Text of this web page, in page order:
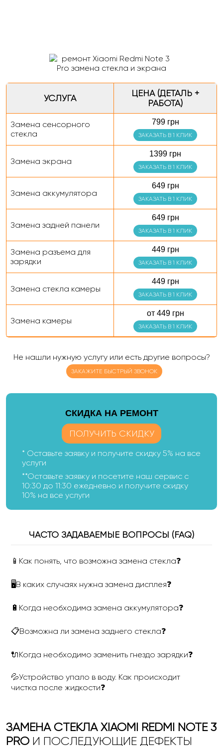
УСЛУГА
ЦЕНА (ДЕТАЛЬ +
РАБОТА)
Замена сенсорного
стекла
799 грн
ЗАКАЗАТЬ В 1 КЛИК
Замена экрана
1399 грн
ЗАКАЗАТЬ В 1 КЛИК
Замена аккумулятора
649 грн
ЗАКАЗАТЬ В 1 КЛИК
Замена задней панели
649 грн
ЗАКАЗАТЬ В 1 КЛИК
Замена разъема для
зарядки
449 грн
ЗАКАЗАТЬ В 1 КЛИК
Замена стекла камеры
449 грн
ЗАКАЗАТЬ В 1 КЛИК
Замена камеры
от 449 грн
ЗАКАЗАТЬ В 1 КЛИК
Не нашли нужную услугу или есть другие вопросы?
ЗАКАЖИТЕ БЫСТРЫЙ ЗВОНОК
CКИДКА НА РЕМОНТ
ПОЛУЧИТЬ СКИДКУ
* Оставьте заявку и получите скидку 5% на все
услуги
**Оставьте заявку и посетите наш сервис с
10:30 до 11:30 ежедневно и получите скидку
10% на все услуги
ЧАСТО ЗАДАВАЕМЫЕ ВОПРОСЫ (FAQ)
📱Как понять, что возможна замена стекла❓
🖥В каких случаях нужна замена дисплея❓
🔋Когда необходима замена аккумулятора❓
📋Возможна ли замена заднего стекла❓
🔌Когда необходимо заменить гнездо зарядки❓
💦Устройство упало в воду. Как происходит
чистка после жидкости❓
ЗАМЕНА СТЕКЛА XIAOMI REDMI NOTE 3
PRO И ПОСЛЕДУЮЩИЕ ДЕФЕКТЫ